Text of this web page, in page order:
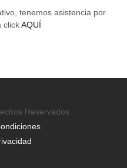
tenemos asistencia por
clickAQUÍ
Reservados.